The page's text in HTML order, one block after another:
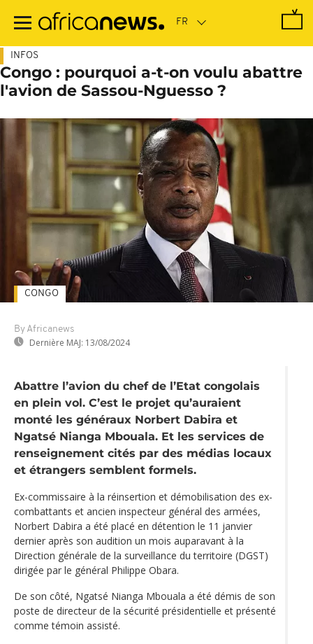
contenu
INFOS
Congo : pourquoi a-t-on voulu abattre
l'avion de Sassou-Nguesso ?
By Africanews
Dernière MAJ: 13/08/2024
CONGO
Abattre l’avion du chef de l’Etat congolais
en plein vol. C’est le projet qu’auraient
monté les généraux Norbert Dabira et
Ngatsé Nianga Mbouala. Et les services de
renseignement cités par des médias locaux
et étrangers semblent formels.
Ex-commissaire à la réinsertion et démobilisation des ex-
combattants et ancien inspecteur général des armées,
Norbert Dabira a été placé en détention le 11 janvier
dernier après son audition un mois auparavant à la
Direction générale de la surveillance du territoire (DGST)
dirigée par le général Philippe Obara.
De son côté, Ngatsé Nianga Mbouala a été démis de son
poste de directeur de la sécurité présidentielle et présenté
comme témoin assisté.